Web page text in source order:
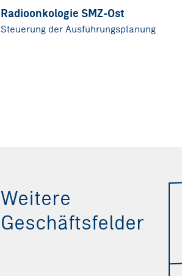
Radioonkologie SMZ-Ost
Steuerung der Ausführungsplanung
Weitere
Geschäftsfelder